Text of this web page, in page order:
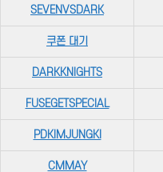
SEVENVSDARK
쿠폰 대기
DARKKNIGHTS
FUSEGETSPECIAL
PDKIMJUNGKI
CMMAY